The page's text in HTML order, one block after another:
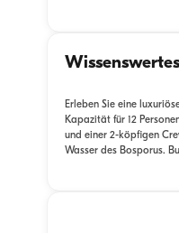
Wissenswertes
Erleben Sie eine
Kapazität für 12
und einer 2-köpfigen
Wasser des Bosporus.